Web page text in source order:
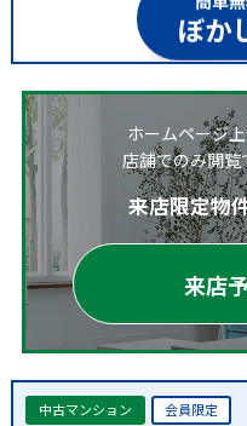
ぼか
ホームページ
店舗でのみ閲
来店限定物
来店
中古マンション 会員限定